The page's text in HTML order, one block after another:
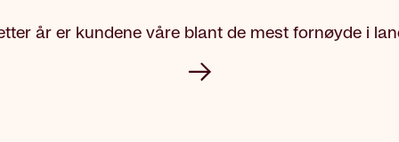
år er kundene våre blant de mest fornøyde i